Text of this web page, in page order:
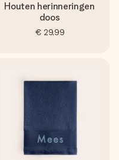
Houten herinneringen
doos
€ 29,99